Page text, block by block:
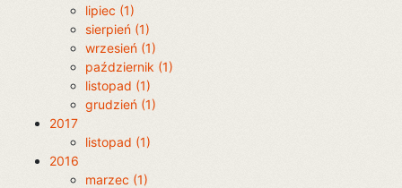
lipiec (1)
sierpień (1)
wrzesień (1)
październik (1)
listopad (1)
grudzień (1)
2017
listopad (1)
2016
marzec (1)